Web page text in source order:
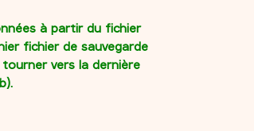
à partir du fichier
fichier de sauvegarde
vers la dernière